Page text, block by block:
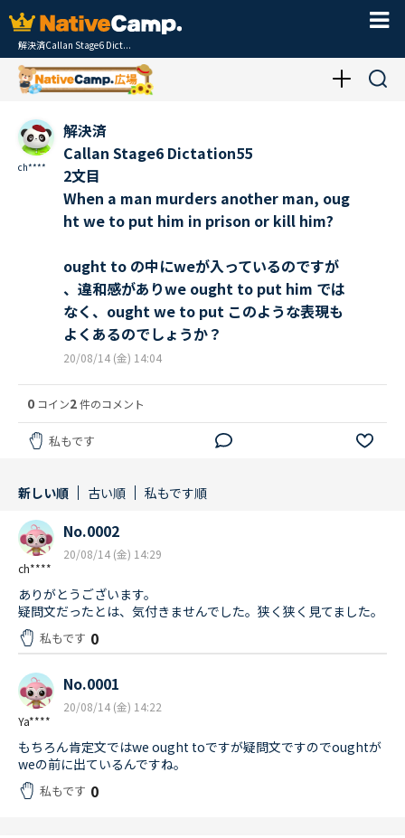
解決済Callan Stage6 Dict...
ch****
解決済
Callan Stage6 Dictation55
2文目
When a man murders another man, oug
ht we to put him in prison or kill him?
ought to の中にweが入っているのですが
、違和感がありwe ought to put him では
なく、ought we to put このような表現も
よくあるのでしょうか？
20/08/14 (金) 14:04
0 コイン2件のコメント
私もです
新しい順 古い順 私もです順
ch****
No.0002
20/08/14 (金) 14:29
ありがとうございます。
疑問文だったとは、気付きませんでした。狭く狭く見てました。
私もです 0
Ya****
No.0001
20/08/14 (金) 14:22
もちろん肯定文ではwe ought toですが疑問文ですのでoughtが
weの前に出ているんですね。
私もです 0